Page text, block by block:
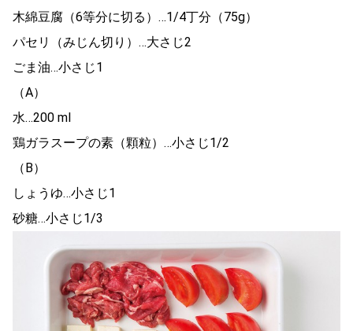
木綿豆腐（6等分に切る）…1/4丁分（75g）
パセリ（みじん切り）…大さじ2
ごま油…小さじ1
（A）
水…200 ml
鶏ガラスープの素（顆粒）…小さじ1/2
（B）
しょうゆ…小さじ1
砂糖…小さじ1/3